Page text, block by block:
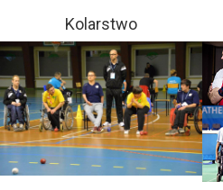
Kolarstwo